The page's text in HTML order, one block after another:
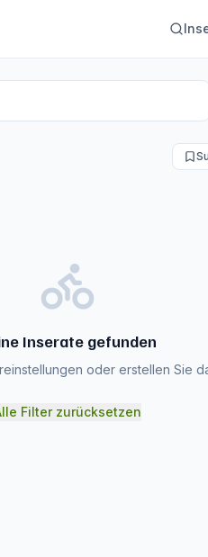
Inserate gefunden
oder erstellen Sie
Filter zurücksetzen